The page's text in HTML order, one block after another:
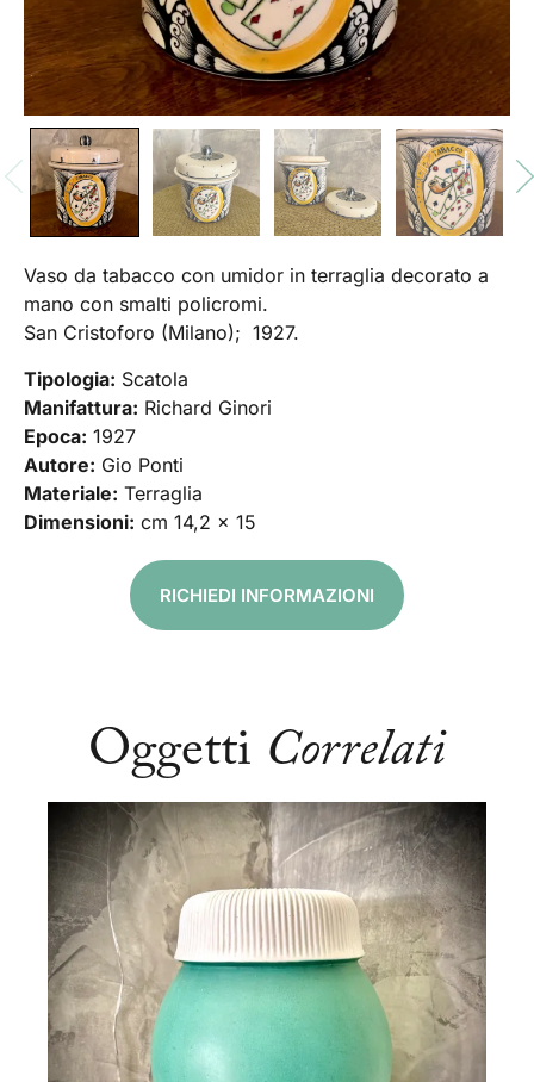
Vaso da tabacco con umidor in terraglia decorato a
mano con smalti policromi.
San Cristoforo (Milano); 1927.
Tipologia: Scatola
Manifattura: Richard Ginori
Epoca: 1927
Autore: Gio Ponti
Materiale: Terraglia
Dimensioni: cm 14,2 x 15
RICHIEDI INFORMAZIONI
Oggetti Correlati